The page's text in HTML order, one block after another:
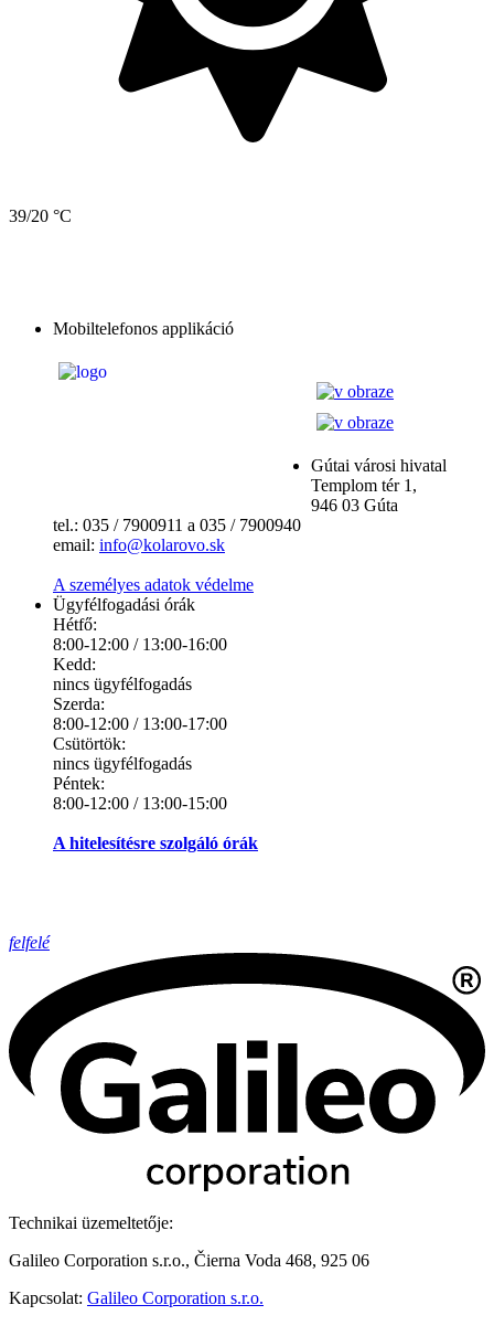
39/20 °C
Mobiltelefonos applikáció
Gútai városi hivatal
Templom tér 1,
946 03 Gúta
tel.: 035 / 7900911 a 035 / 7900940
email: info@kolarovo.sk
A személyes adatok védelme
Ügyfélfogadási órák
Hétfő:
8:00-12:00 / 13:00-16:00
Kedd:
nincs ügyfélfogadás
Szerda:
8:00-12:00 / 13:00-17:00
Csütörtök:
nincs ügyfélfogadás
Péntek:
8:00-12:00 / 13:00-15:00
A hitelesítésre szolgáló órák
felfelé
Technikai üzemeltetője:
Galileo Corporation s.r.o., Čierna Voda 468, 925 06
Kapcsolat: Galileo Corporation s.r.o.